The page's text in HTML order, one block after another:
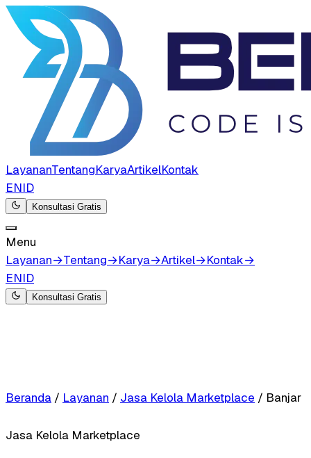
LayananTentangKaryaArtikelKontak
ENID
Konsultasi Gratis
Menu
Layanan→Tentang→Karya→Artikel→Kontak→
ENID
Konsultasi Gratis
Beranda / Layanan / Jasa Kelola Marketplace / Banjar
Jasa Kelola Marketplace